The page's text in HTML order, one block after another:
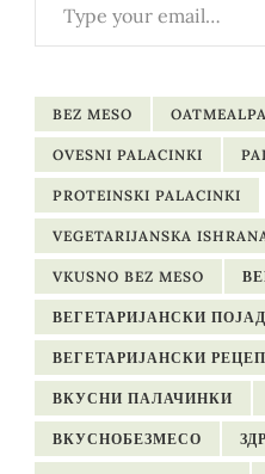
BEZ MESO
OVESNI PALACINKI
PROTEINSKI PALACINKI
VEGETARIJANSKA
VKUSNO BEZ MESO
ВЕГЕТАРИЈАНСКИ
ВЕГЕТАРИЈАНСКИ
ВКУСНИ ПАЛАЧИНКИ
ВКУСНОБЕЗМЕСО